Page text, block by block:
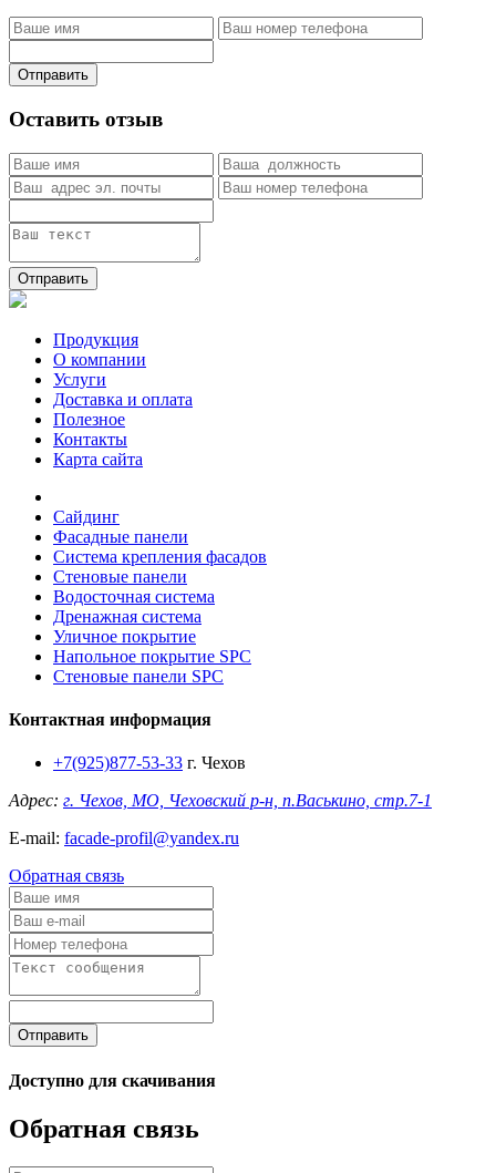
Отправить
Оставить отзыв
Отправить
Продукция
О компании
Услуги
Доставка и оплата
Полезное
Контакты
Карта сайта
Сайдинг
Фасадные панели
Система крепления фасадов
Стеновые панели
Водосточная система
Дренажная система
Уличное покрытие
Напольное покрытие SPC
Стеновые панели SPC
Контактная информация
+7(925)877-53-33 г. Чехов
Адрес: г. Чехов, МО, Чеховский р-н, п.Васькино, стр.7-1
E-mail: facade-profil@yandex.ru
Обратная связь
Отправить
Доступно для скачивания
Обратная связь